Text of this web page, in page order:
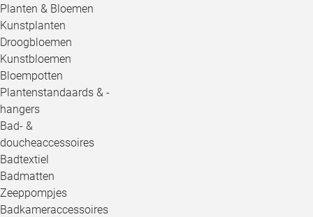
Planten & Bloemen
Kunstplanten
Droogbloemen
Kunstbloemen
Bloempotten
Plantenstandaards & -
hangers
Bad- &
doucheaccessoires
Badtextiel
Badmatten
Zeeppompjes
Badkameraccessoires